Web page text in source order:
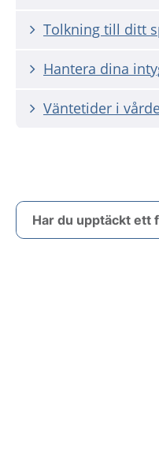
Tolkning till ditt
Hantera dina
Väntetider i
Har du upptäckt ett